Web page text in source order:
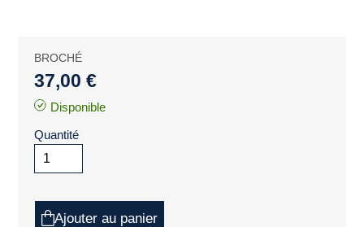
BROCHÉ
37,00 €
Disponible
Quantité
Ajouter au panier